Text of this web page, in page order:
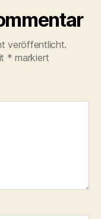
veröffentlicht.
* markiert